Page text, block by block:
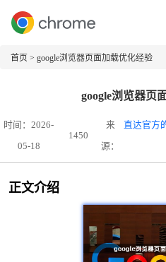
首页 > google浏览器页面加载优化经验
google浏览器页
时间：2026-
05-18
1450
来
源：
直达官方
正文介绍